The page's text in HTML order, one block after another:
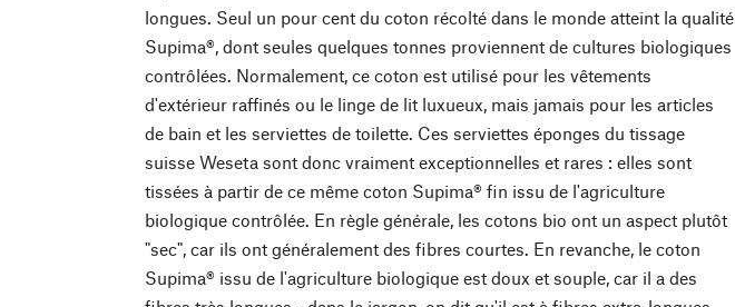
longues. Seul un pour cent du coton récolté dans le monde atteint la qualité
Supima®, dont seules quelques tonnes proviennent de cultures biologiques
contrôlées. Normalement, ce coton est utilisé pour les vêtements
d'extérieur raffinés ou le linge de lit luxueux, mais jamais pour les articles
de bain et les serviettes de toilette. Ces serviettes éponges du tissage
suisse Weseta sont donc vraiment exceptionnelles et rares : elles sont
tissées à partir de ce même coton Supima® fin issu de l'agriculture
biologique contrôlée. En règle générale, les cotons bio ont un aspect plutôt
"sec", car ils ont généralement des fibres courtes. En revanche, le coton
Supima® issu de l'agriculture biologique est doux et souple, car il a des